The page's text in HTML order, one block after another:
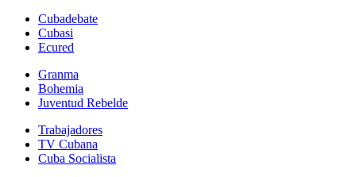
Cubadebate
Cubasi
Ecured
Granma
Bohemia
Juventud Rebelde
Trabajadores
TV Cubana
Cuba Socialista